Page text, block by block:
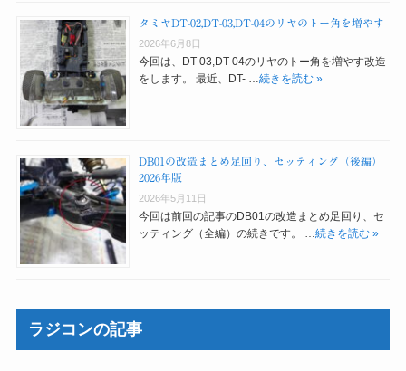
タミヤDT-02,DT-03,DT-04のリヤのトー角を増やす
2026年6月8日
今回は、DT-03,DT-04のリヤのトー角を増やす改造
をします。 最近、DT- … 続きを読む »
DB01の改造まとめ足回り、セッティング（後編）
2026年版
2026年5月11日
今回は前回の記事のDB01の改造まとめ足回り、セ
ッティング（全編）の続きです。 … 続きを読む »
ラジコンの記事